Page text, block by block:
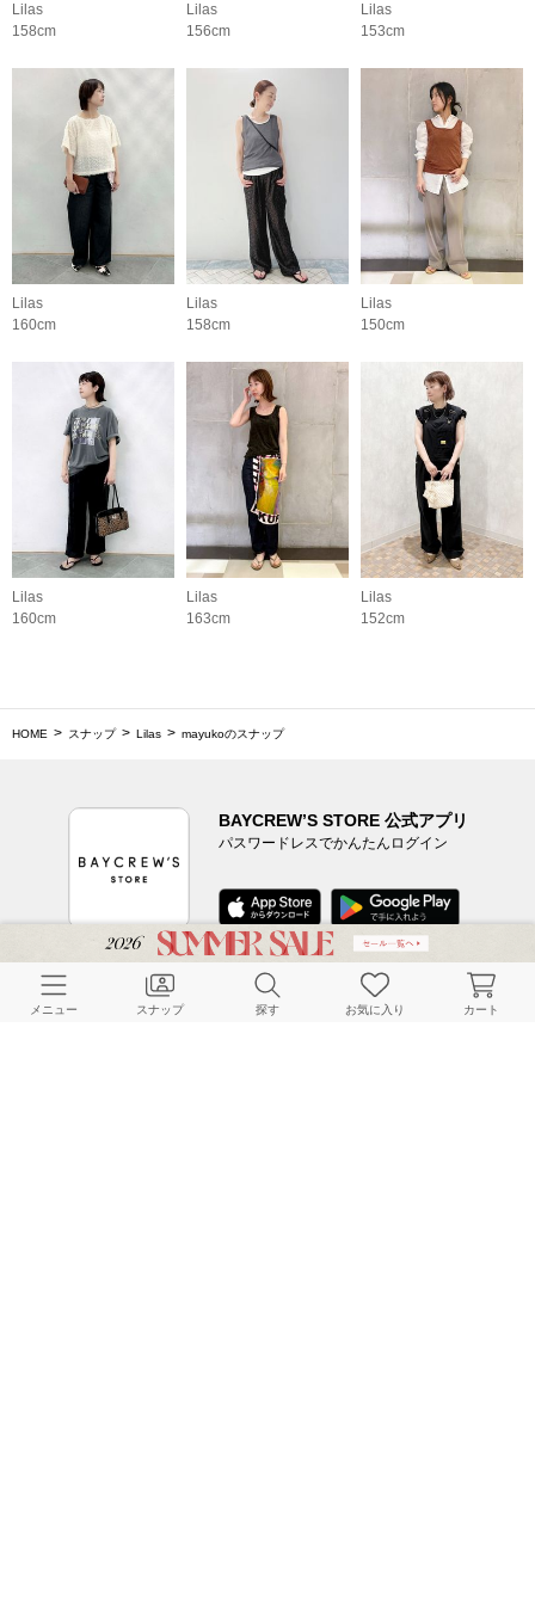
Lilas
158cm
Lilas
156cm
Lilas
153cm
Lilas
160cm
Lilas
158cm
Lilas
150cm
Lilas
160cm
Lilas
163cm
Lilas
152cm
HOME スナップ Lilas mayukoのスナップ
BAYCREW’S STORE 公式アプリ
パスワードレスでかんたんログイン
CUSTOMER SERVICE
メニュー スナップ 探す お気に入り カート